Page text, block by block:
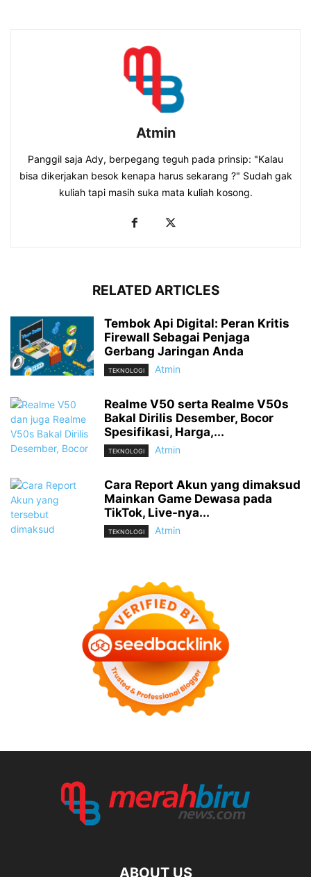
Atmin
Panggil saja Ady, berpegang teguh pada prinsip: "Kalau
bisa dikerjakan besok kenapa harus sekarang ?" Sudah gak
kuliah tapi masih suka mata kuliah kosong.
RELATED ARTICLES
Tembok Api Digital: Peran Kritis
Firewall Sebagai Penjaga
Gerbang Jaringan Anda
TEKNOLOGI Atmin
Realme V50 serta Realme V50s
Bakal Dirilis Desember, Bocor
Spesifikasi, Harga,...
TEKNOLOGI Atmin
Cara Report Akun yang dimaksud
Mainkan Game Dewasa pada
TikTok, Live-nya...
TEKNOLOGI Atmin
ABOUT US